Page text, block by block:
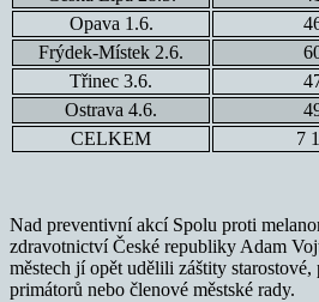
Opava 1.6.
Frýdek-Místek 2.6.
Třinec 3.6.
Ostrava 4.6.
CELKEM
7
Nad preventivní akcí Spolu proti
zdravotnictví České republiky Adam
městech jí opět udělili záštity starostové,
primátorů nebo členové městské rady.